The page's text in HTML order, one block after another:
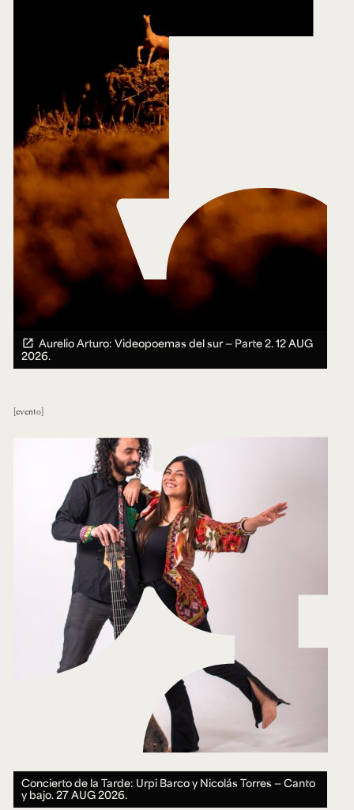
Aurelio Arturo: Videopoemas del sur — Parte 2.12 AUG
2026.
evento
Concierto de la Tarde: Urpi Barco y Nicolás Torres — Canto
y bajo.27 AUG 2026.